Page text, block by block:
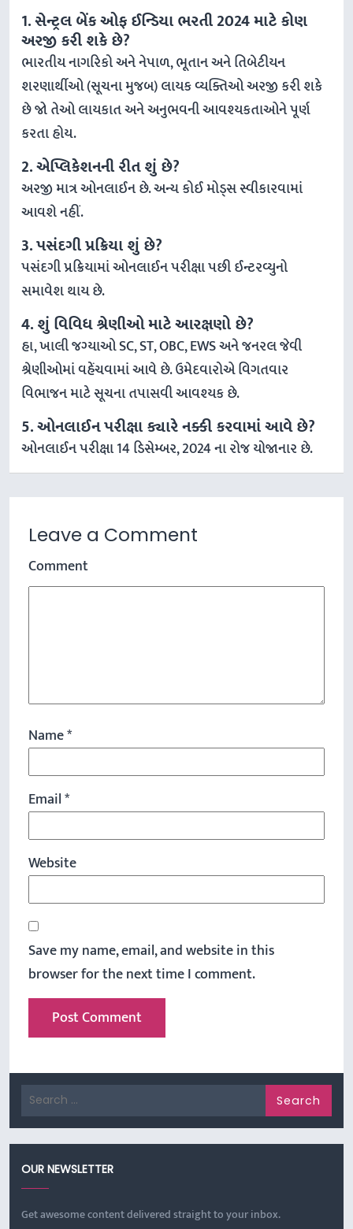
1. સેન્ટ્રલ બેંક ઓફ ઈન્ડિયા ભરતી 2024 માટે કોણ
અરજી કરી શકે છે?
ભારતીય નાગરિકો અને નેપાળ, ભૂતાન અને તિબેટીયન
શરણાર્થીઓ (સૂચના મુજબ) લાયક વ્યક્તિઓ અરજી કરી શકે
છે જો તેઓ લાયકાત અને અનુભવની આવશ્યકતાઓને પૂર્ણ
કરતા હોય.
2. એપ્લિકેશનની રીત શું છે?
અરજી માત્ર ઓનલાઈન છે. અન્ય કોઈ મોડ્સ સ્વીકારવામાં
આવશે નહીં.
3. પસંદગી પ્રક્રિયા શું છે?
પસંદગી પ્રક્રિયામાં ઓનલાઈન પરીક્ષા પછી ઈન્ટરવ્યુનો
સમાવેશ થાય છે.
4. શું વિવિધ શ્રેણીઓ માટે આરક્ષણો છે?
હા, ખાલી જગ્યાઓ SC, ST, OBC, EWS અને જનરલ જેવી
શ્રેણીઓમાં વહેંચવામાં આવે છે. ઉમેદવારોએ વિગતવાર
વિભાજન માટે સૂચના તપાસવી આવશ્યક છે.
5. ઓનલાઈન પરીક્ષા ક્યારે નક્કી કરવામાં આવે છે?
ઓનલાઈન પરીક્ષા 14 ડિસેમ્બર, 2024 ના રોજ યોજાનાર છે.
Leave a Comment
Comment
Name*
Email*
Website
Save my name, email, and website in this
browser for the next time I comment.
for:
OUR NEWSLETTER
Get awesome content delivered straight to your inbox.